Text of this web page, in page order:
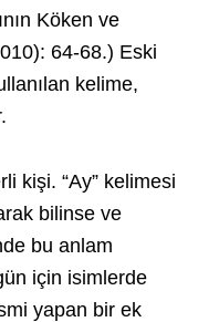
Köken ve
64-68.) Eski
kelime,
kişi. “Ay” kelimesi
bilinse ve
bu anlam
için isimlerde
yapan bir ek